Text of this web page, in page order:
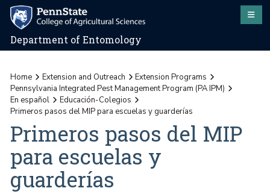
Department of Entomology
Home Extension and Outreach
Extension Programs
Pennsylvania Integrated Pest Management Program (PA IPM)
En español
Educación-Colegios
Primeros pasos del MIP para escuelas y guarderías
Primeros pasos del MIP
para escuelas y
guarderías